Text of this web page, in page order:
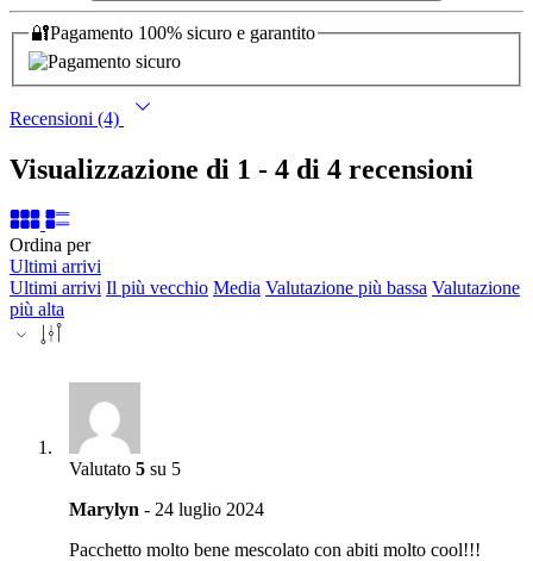
🔐Pagamento 100% sicuro e garantito
Recensioni (4)
Visualizzazione di 1 - 4 di 4 recensioni
Ordina per
Ultimi arrivi
Ultimi arrivi Il più vecchio Media Valutazione più bassa Valutazione
più alta
Valutato 5 su 5
Marylyn - 24 luglio 2024
Pacchetto molto bene mescolato con abiti molto cool!!!